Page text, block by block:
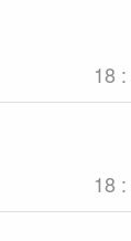
18
18